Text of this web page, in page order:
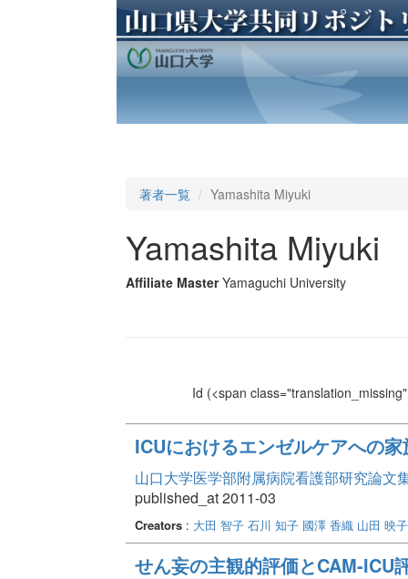
著者一覧 Yamashita Miyuki
Yamashita Miyuki
Affiliate Master Yamaguchi University
Id (<span
ICUにおけるエンゼルケアへの
山口大学医学部附属病院看護部研究論文
published_at 2011-03
Creators: 大田 智子 石川 知子 國澤 香織 山田 映子
せん妄の主観的評価とCAM-ICU